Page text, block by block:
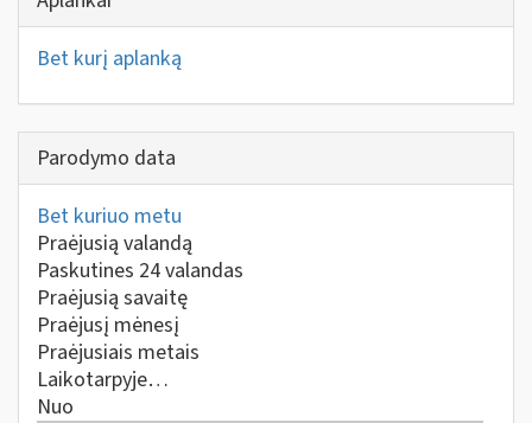
Bet kurį aplanką
Parodymo data
Bet kuriuo metu
Praėjusią valandą
Paskutines 24 valandas
Praėjusią savaitę
Praėjusį mėnesį
Praėjusiais metais
Laikotarpyje…
Nuo